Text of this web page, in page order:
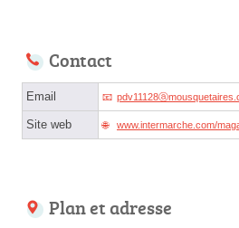
Contact
Email
Site web www.intermarche.com/
Plan et adresse